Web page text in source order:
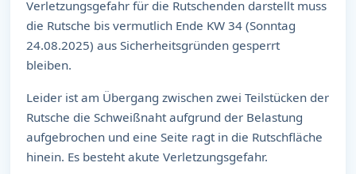
Verletzungsgefahr für die Rutschenden darstellt muss
die Rutsche bis vermutlich Ende KW 34 (Sonntag
24.08.2025) aus Sicherheitsgründen gesperrt
bleiben.
Leider ist am Übergang zwischen zwei Teilstücken der
Rutsche die Schweißnaht aufgrund der Belastung
aufgebrochen und eine Seite ragt in die Rutschfläche
hinein. Es besteht akute Verletzungsgefahr.